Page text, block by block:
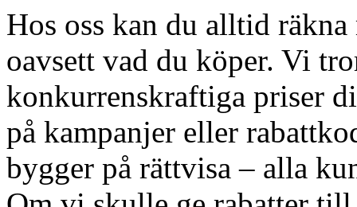
Hos oss kan du alltid
oavsett vad du köper. Vi
konkurrenskraftiga priser
på kampanjer eller
bygger på rättvisa – alla